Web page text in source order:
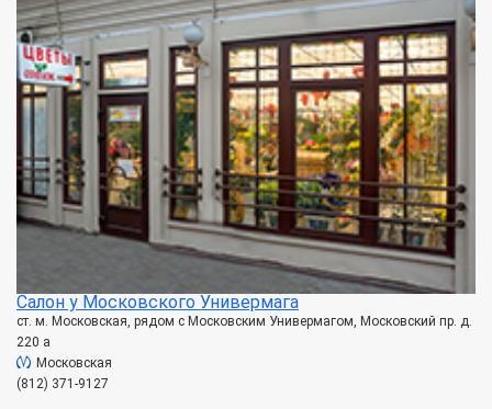
Салон у Московского Универмага
ст. м. Московская, рядом с Московским Универмагом, Московский пр. д.
220 а
Московская
(812) 371-9127